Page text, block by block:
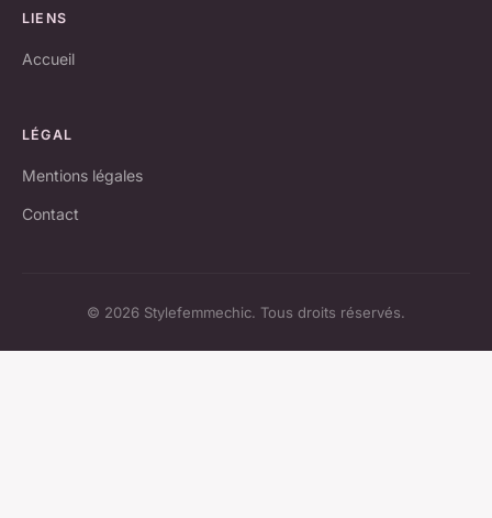
LIENS
Accueil
LÉGAL
Mentions légales
Contact
© 2026 Stylefemmechic. Tous droits réservés.